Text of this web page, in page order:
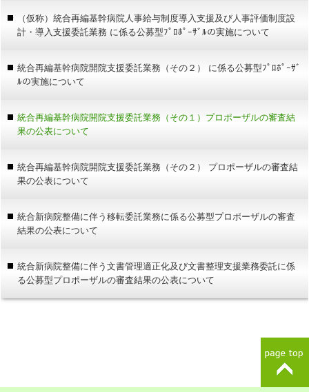
（仮称）統合再編基幹病院人事給与制度導入支援及び人事評価制度設
計・導入支援委託業務 に係る公募型ﾌﾟﾛﾎﾟｰｻﾞﾙの実施について
統合再編基幹病院開院支援委託業務（その２） に係る公募型ﾌﾟﾛﾎﾟｰｻﾞ
ﾙの実施について
統合再編基幹病院開院支援委託業務（その１）プロポーザルの審査結
果の公表について
統合再編基幹病院開院支援委託業務（その２） プロポーザルの審査結
果の公表について
統合新病院整備に伴う移転委託業務に係る公募型プロポーザルの審査
結果の公表について
統合新病院整備に伴う文書管理適正化及び文書整理支援業務委託に係
る公募型プロポーザルの審査結果の公表について